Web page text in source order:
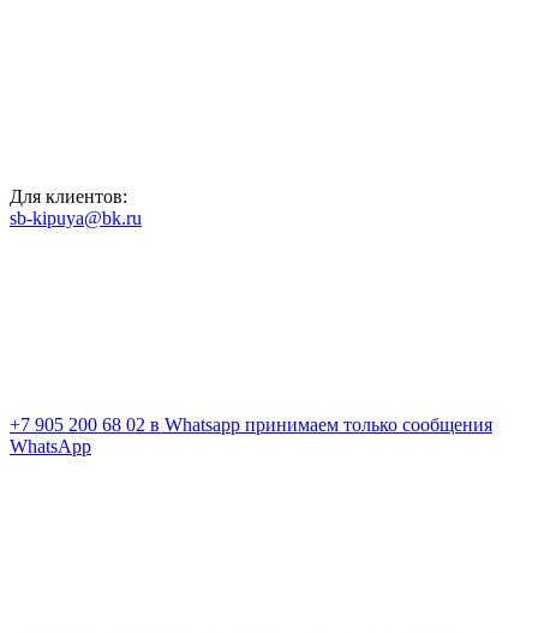
Для клиентов:
sb-kipuya@bk.ru
+7 905 200 68 02 в Whatsapp принимаем только сообщения
WhatsApp